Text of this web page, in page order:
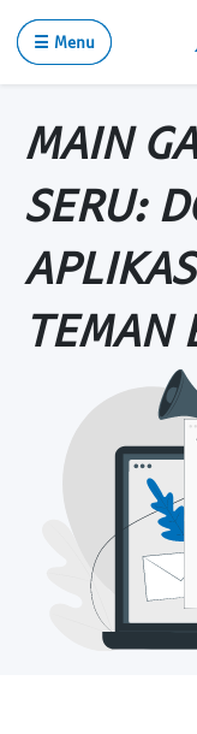
☰ Menu
MAIN
SERU:
TEMAN